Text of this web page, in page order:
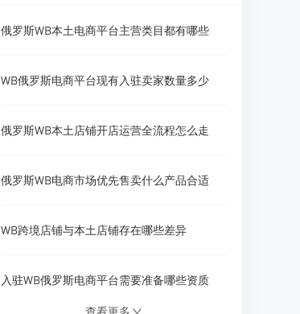
俄罗斯WB本土电商平台主营类目都有哪些
WB俄罗斯电商平台现有入驻卖家数量多少
俄罗斯WB本土店铺开店运营全流程怎么走
俄罗斯WB电商市场优先售卖什么产品合适
WB跨境店铺与本土店铺存在哪些差异
入驻WB俄罗斯电商平台需要准备哪些资质
查看更多